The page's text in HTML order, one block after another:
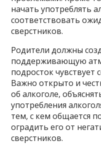
начать употреблять
соответствовать
сверстников.
Родители должны
поддерживающую
подросток
Важно открыто и
об алкоголе,
употребления
тем, с кем общается
оградить его от
сверстников.